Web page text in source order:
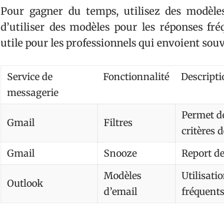
Pour gagner du temps, utilisez des
d’utiliser des modèles pour les réponses
utile pour les professionnels qui envoient
Service de
messagerie
Fonctionnalité
Gmail Filtres
Permet
critères
Gmail
Snooze Report
Outlook
Modèles
d’email